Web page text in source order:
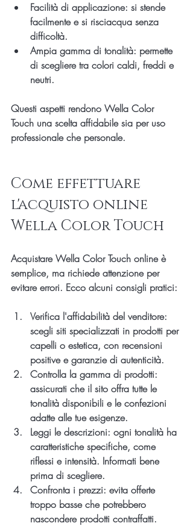
Facilità di applicazione: si stende
facilmente e si risciacqua senza
difficoltà.
Ampia gamma di tonalità: permette
di scegliere tra colori caldi, freddi e
neutri.
Questi aspetti rendono Wella Color
Touch una scelta affidabile sia per uso
professionale che personale.
Come effettuare
l'acquisto online
Wella Color Touch
Acquistare Wella Color Touch online è
semplice, ma richiede attenzione per
evitare errori. Ecco alcuni consigli pratici:
Verifica l'affidabilità del venditore:
scegli siti specializzati in prodotti per
capelli o estetica, con recensioni
positive e garanzie di autenticità.
Controlla la gamma di prodotti:
assicurati che il sito offra tutte le
tonalità disponibili e le confezioni
adatte alle tue esigenze.
Leggi le descrizioni: ogni tonalità ha
caratteristiche specifiche, come
riflessi e intensità. Informati bene
prima di scegliere.
Confronta i prezzi: evita offerte
troppo basse che potrebbero
nascondere prodotti contraffatti.